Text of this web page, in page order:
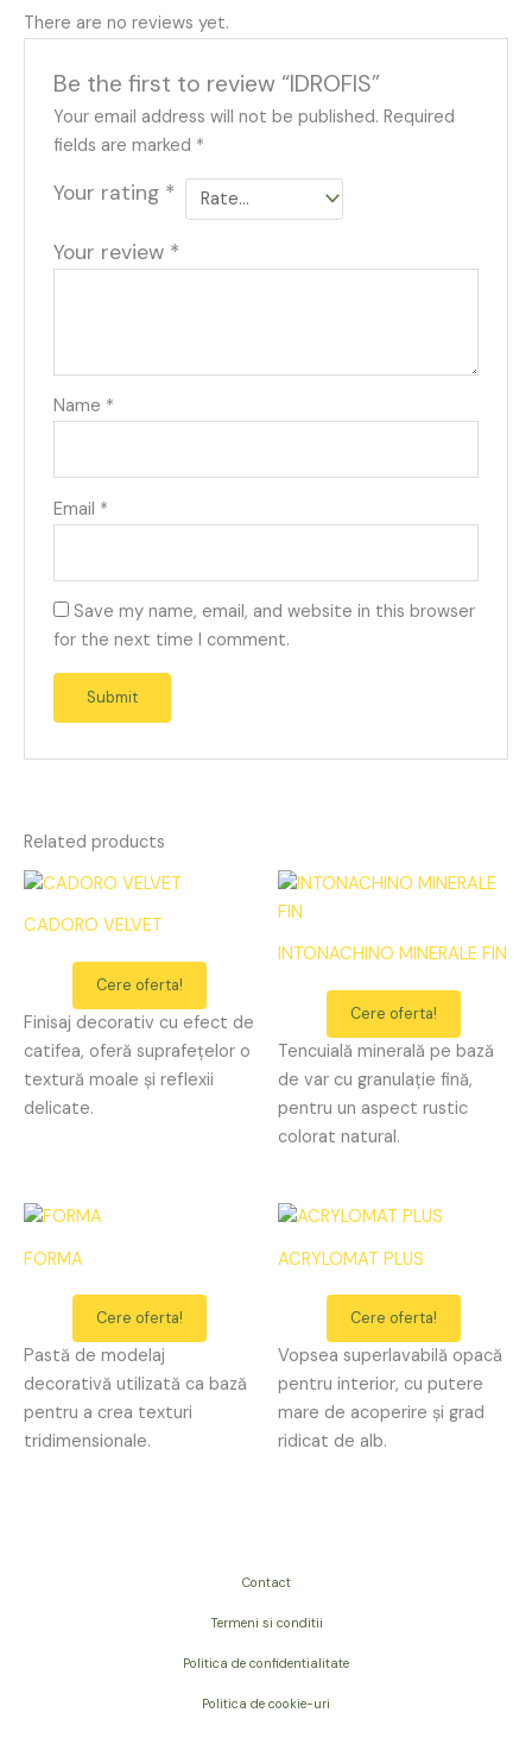
There are no reviews yet.
Be the first to review “IDROFIS”
Your email address will not be published. Required
fields are marked *
Your rating *
Your review *
Name *
Email *
Save my name, email, and website in this browser
for the next time I comment.
Related products
CADORO VELVET
Cere oferta!
Finisaj decorativ cu efect de
catifea, oferă suprafețelor o
textură moale și reflexii
delicate.
INTONACHINO MINERALE FIN
Cere oferta!
Tencuială minerală pe bază
de var cu granulație fină,
pentru un aspect rustic
colorat natural.
FORMA
Cere oferta!
Pastă de modelaj
decorativă utilizată ca bază
pentru a crea texturi
tridimensionale.
ACRYLOMAT PLUS
Cere oferta!
Vopsea superlavabilă opacă
pentru interior, cu putere
mare de acoperire și grad
ridicat de alb.
Contact
Termeni si conditii
Politica de confidentialitate
Politica de cookie-uri